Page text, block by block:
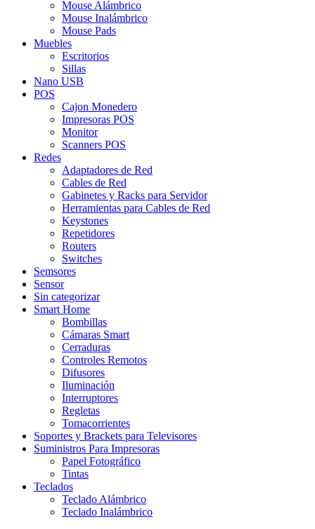
Mouse Alámbrico
Mouse Inalámbrico
Mouse Pads
Muebles
Escritorios
Sillas
Nano USB
POS
Cajon Monedero
Impresoras POS
Monitor
Scanners POS
Redes
Adaptadores de Red
Cables de Red
Gabinetes y Racks para Servidor
Herramientas para Cables de Red
Keystones
Repetidores
Routers
Switches
Semsores
Sensor
Sin categorizar
Smart Home
Bombillas
Cámaras Smart
Cerraduras
Controles Remotos
Difusores
Iluminación
Interruptores
Regletas
Tomacorrientes
Soportes y Brackets para Televisores
Suministros Para Impresoras
Papel Fotográfico
Tintas
Teclados
Teclado Alámbrico
Teclado Inalámbrico